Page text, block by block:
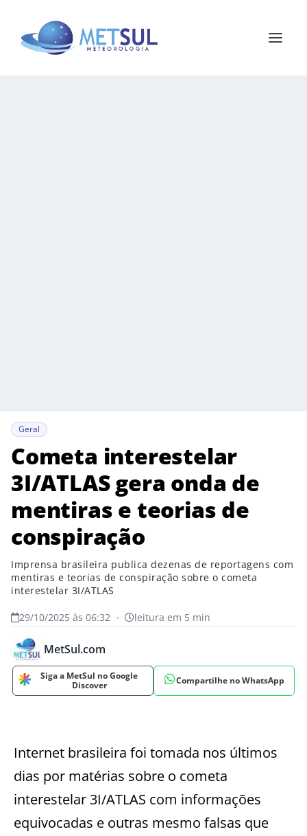
Geral
Cometa interestelar
3I/ATLAS gera onda de
mentiras e teorias de
conspiração
Imprensa brasileira publica dezenas de reportagens com
mentiras e teorias de conspiração sobre o cometa
interestelar 3I/ATLAS
29/10/2025 às 06:32 • leitura em 5 min
MetSul.com
Siga a MetSul no Google
Discover
Compartilhe no WhatsApp
Internet brasileira foi tomada nos últimos
dias por matérias sobre o cometa
interestelar 3I/ATLAS com informações
equivocadas e outras mesmo falsas que